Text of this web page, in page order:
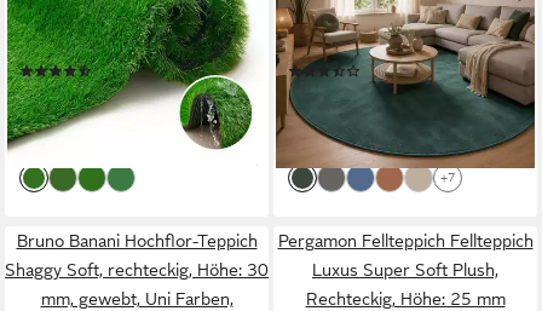
beständig & wetterfest – ideal
für Balkon, Terrasse und
Garten
(6)
ab 33,99 € UVP48,61 €
-30%
lieferbar - in 3-4 Werktagen bei dir
Melia Rund, Rund, Höhe: 20
mm
(27)
ab 39,90 € UVP79,90 €
-50%
lieferbar - in 2-3 Werktagen bei dir
+7
Bruno Banani Hochflor-Teppich
Shaggy Soft, rechteckig, Höhe: 30
mm, gewebt, Uni Farben,
Pergamon Fellteppich Fellteppich
Luxus Super Soft Plush,
Rechteckig, Höhe: 25 mm